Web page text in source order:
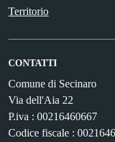
Territorio
CONTATTI
Comune di Secinaro
Via dell'Aia 22
P.iva : 00216460667
Codice fiscale :